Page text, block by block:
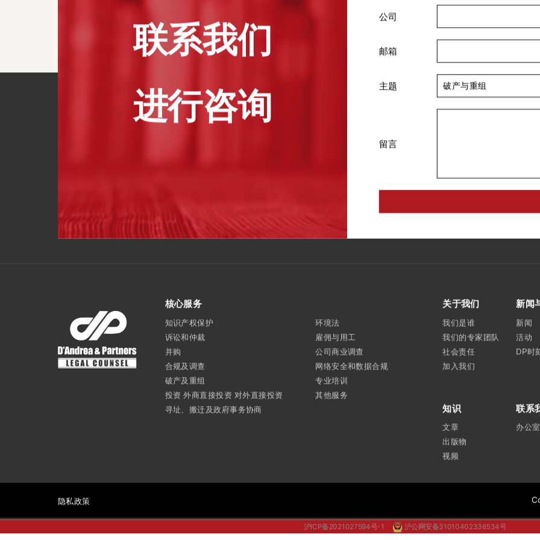
公司
邮箱
主题
留言
联系我们
进行咨询
核心服务
知识产权保护
诉讼和仲裁
并购
合规及调查
破产及重组
投资 外商直接投资 对外直接投资
寻址、搬迁及政府事务协商
环境法
雇佣与用工
公司商业调查
网络安全和数据合规
专业培训
其他服务
关于我们
我们是谁
我们的专家团队
社会责任
加入我们
知识
文章
出版物
视频
新闻
新闻
活动
DP时
联系
办公室
隐私政策
沪ICP备2021027594号-1 沪公网安备31010402336534号